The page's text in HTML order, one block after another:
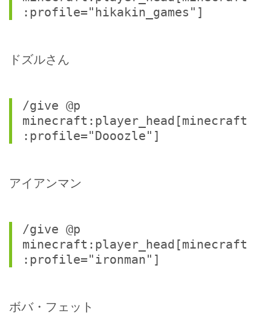
:profile="hikakin_games"]
ドズルさん
/give @p
minecraft:player_head[minecraft
:profile="Dooozle"]
アイアンマン
/give @p
minecraft:player_head[minecraft
:profile="ironman"]
ボバ・フェット